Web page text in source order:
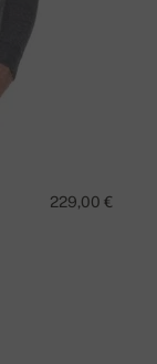
229,00 €